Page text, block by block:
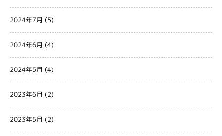
2024年7月 (5)
2024年6月 (4)
2024年5月 (4)
2023年6月 (2)
2023年5月 (2)